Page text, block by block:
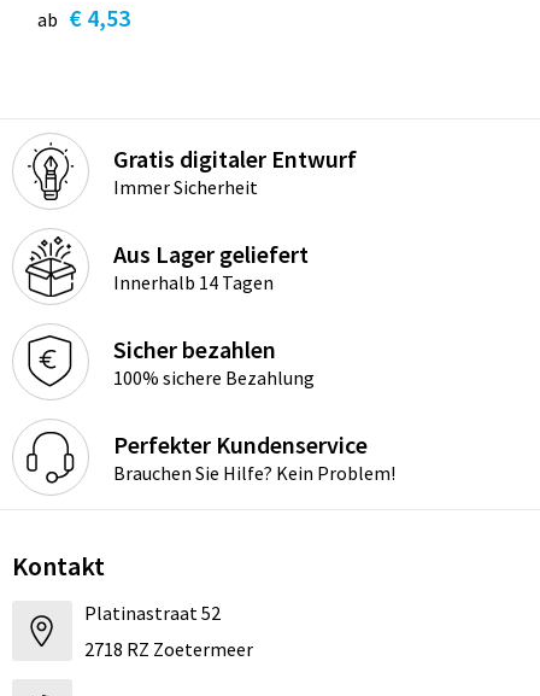
ab € 4,53
Gratis digitaler Entwurf
Immer Sicherheit
Aus Lager geliefert
Innerhalb 14 Tagen
Sicher bezahlen
100% sichere Bezahlung
Perfekter Kundenservice
Brauchen Sie Hilfe? Kein Problem!
Kontakt
Platinastraat 52
2718 RZ Zoetermeer